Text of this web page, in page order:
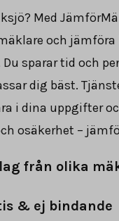
Med
och jämföra
sparar tid och
dig bäst.
i dina uppgifter
osäkerhet –
från olika
& ej bindande